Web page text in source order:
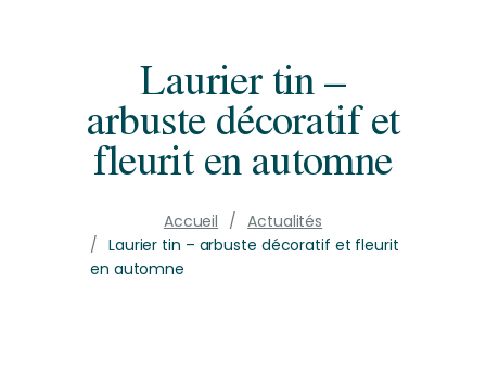
Laurier tin –
arbuste décoratif et
fleurit en automne
Accueil
Actualités
Laurier tin – arbuste décoratif et fleurit
en automne